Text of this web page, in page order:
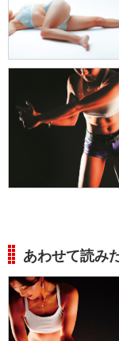
あわせて読み